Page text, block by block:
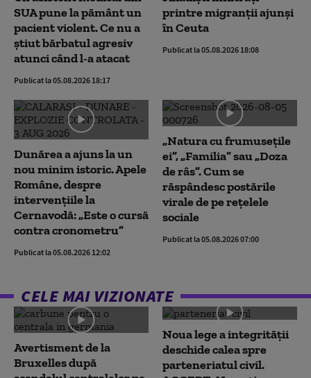
SUA pune la pământ un
pacient violent. Ce nu a
știut bărbatul agresiv
atunci când l-a atacat
Publicat la 05.08.2026 18:17
printre migranții ajunși
în Ceuta
Publicat la 05.08.2026 18:08
Dunărea a ajuns la un
nou minim istoric. Apele
Române, despre
intervențiile la
Cernavodă: „Este o cursă
contra cronometru”
Publicat la 05.08.2026 12:02
„Natura cu frumusețile
ei”, „Familia” sau „Doza
de râs”. Cum se
răspândesc postările
virale de pe rețelele
sociale
Publicat la 05.08.2026 07:00
CELE MAI VIZIONATE
Avertisment de la
Bruxelles după
Noua lege a integrității
deschide calea spre
parteneriatul civil.